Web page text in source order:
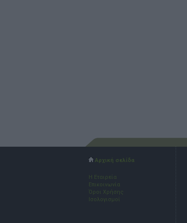
Αρχική σελίδα
Η Εταιρεία
Επικοινωνία
Όροι Χρήσης
Ισολογισμοί